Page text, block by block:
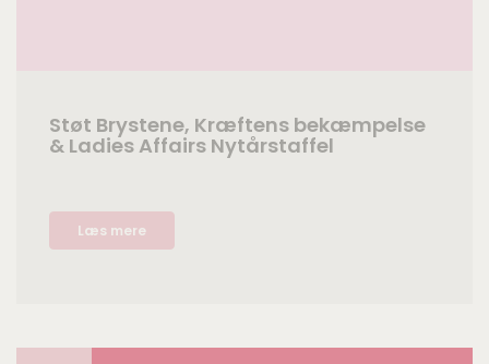
Støt Brystene, Kræftens bekæmpelse
& Ladies Affairs Nytårstaffel
Læs mere